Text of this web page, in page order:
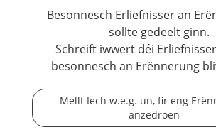
Besonnesch Erliefnisser an
sollte gedeelt ginn.
Schreift iwwert déi
besonnesch an Erënnerung
Mellt Iech w.e.g. un, fir eng
anzedroen